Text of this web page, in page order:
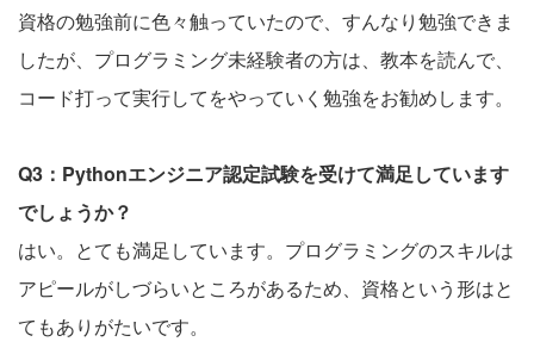
資格の勉強前に色々触っていたので、すんなり勉強できま
したが、プログラミング未経験者の方は、教本を読んで、
コード打って実行してをやっていく勉強をお勧めします。
Q3：Pythonエンジニア認定試験を受けて満足しています
でしょうか？
はい。とても満足しています。プログラミングのスキルは
アピールがしづらいところがあるため、資格という形はと
てもありがたいです。